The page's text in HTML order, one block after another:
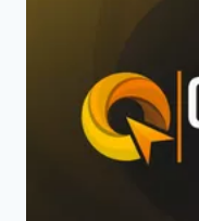
DO
CURSO
DA
MALU
MARCELA